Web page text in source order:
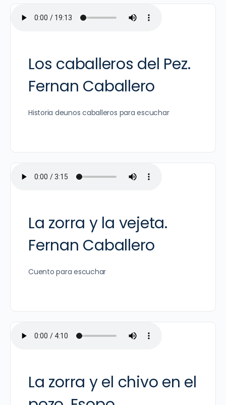
Los caballeros del Pez.
Fernan Caballero
Historia deunos caballeros para escuchar
La zorra y la vejeta.
Fernan Caballero
Cuento para escuchar
La zorra y el chivo en el